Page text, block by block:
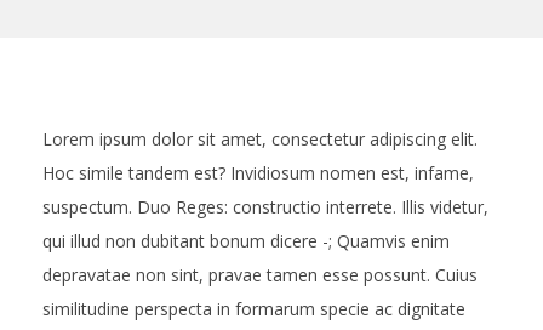
G
E
T
Lorem ipsum dolor sit amet, consectetur adipiscing elit.
Hoc simile tandem est? Invidiosum nomen est, infame,
suspectum. Duo Reges: constructio interrete. Illis videtur,
qui illud non dubitant bonum dicere -; Quamvis enim
depravatae non sint, pravae tamen esse possunt. Cuius
similitudine perspecta in formarum specie ac dignitate